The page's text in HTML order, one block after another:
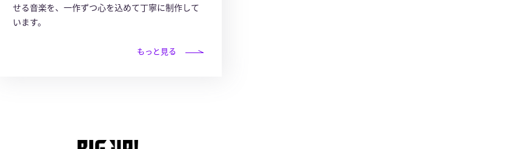
せる音楽を、一作ずつ心を込めて丁寧に制作して
います。
もっと見る